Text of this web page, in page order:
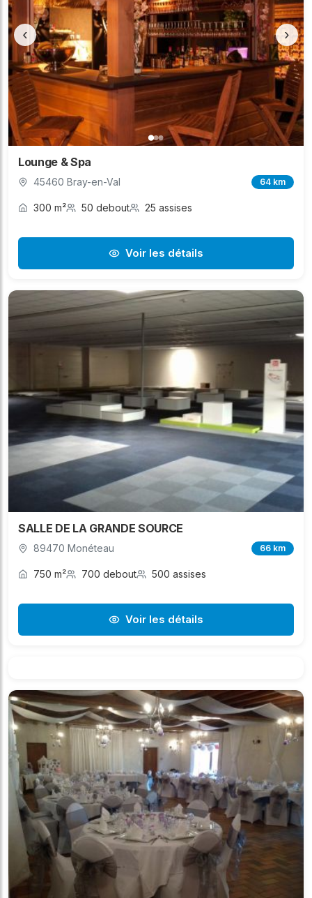
‹ ›
Lounge & Spa
45460 Bray-en-Val 64 km
300 m² 50 debout 25 assises
Voir les détails
SALLE DE LA GRANDE SOURCE
89470 Monéteau 66 km
750 m² 700 debout 500 assises
Voir les détails